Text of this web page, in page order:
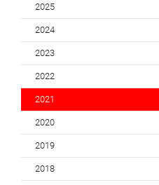
2025
2024
2023
2022
2021
2020
2019
2018